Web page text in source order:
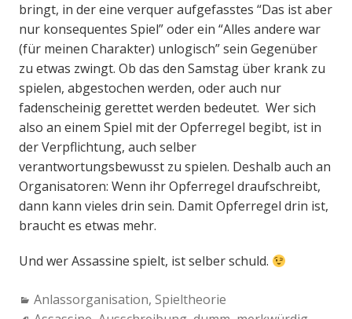
bringt, in der eine verquer aufgefasstes “Das ist aber
nur konsequentes Spiel” oder ein “Alles andere war
(für meinen Charakter) unlogisch” sein Gegenüber
zu etwas zwingt. Ob das den Samstag über krank zu
spielen, abgestochen werden, oder auch nur
fadenscheinig gerettet werden bedeutet. Wer sich
also an einem Spiel mit der Opferregel begibt, ist in
der Verpflichtung, auch selber
verantwortungsbewusst zu spielen. Deshalb auch an
Organisatoren: Wenn ihr Opferregel draufschreibt,
dann kann vieles drin sein. Damit Opferregel drin ist,
braucht es etwas mehr.
Und wer Assassine spielt, ist selber schuld.
Categories:
Anlassorganisation, Spieltheorie